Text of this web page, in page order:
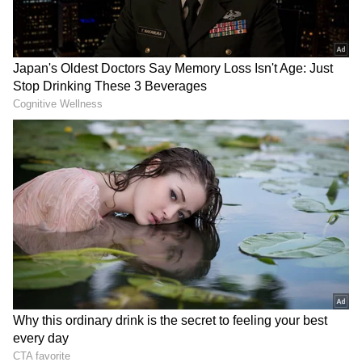
రెండ్రోజుల క్రితం ఉమ్మడి పశ్చిమ గోదావరి జిల్లా భీమవరంలో
బీజేపీ ఏపీ రాష్ట్ర కార్యవర్గ సమావేశం జరిగింది. ఈ
సందర్భంగా రాష్ట్ర రాజకీయాలు, వచ్చే ఎన్నికలు,
ప్రభుత్వంపై అనుసరించాల్సిన వ్యూహంపై నేతలు
చర్చించారు. అయితే ఈ సందర్భంగా చేసిన రాజకీయ
తీర్మానంలో జనసేనతో పొత్తు గురించి ఎలాంటి ప్రస్తావన
DOWNLOAD APP